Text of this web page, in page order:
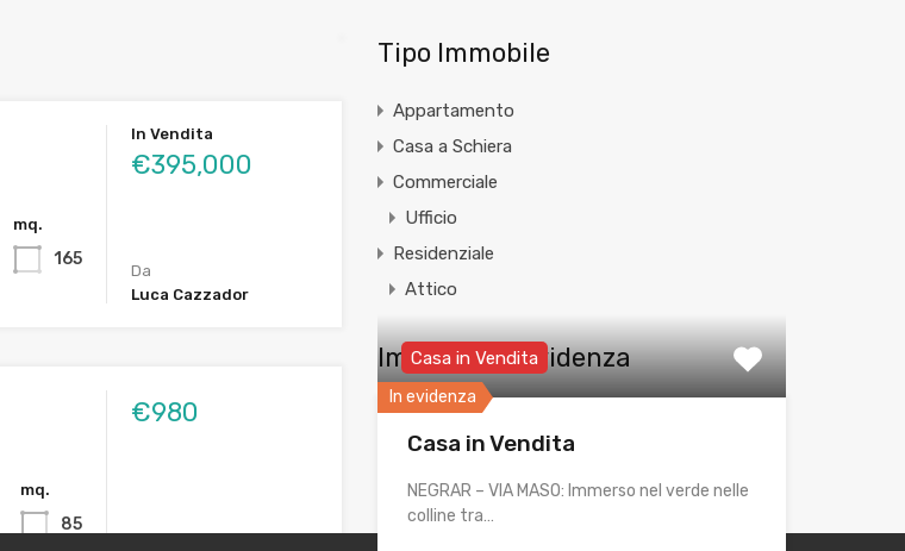
mq.
165
In Vendita
€395,000
Da
Luca Cazzador
mq.
85
€980
Tipo Immobile
Appartamento
Casa a Schiera
Commerciale
Ufficio
Residenziale
Attico
Immobili in Evidenza
In evidenza
Casa in Vendita
Casa in Vendita
NEGRAR – VIA MASO: Immerso nel verde nelle
colline tra…